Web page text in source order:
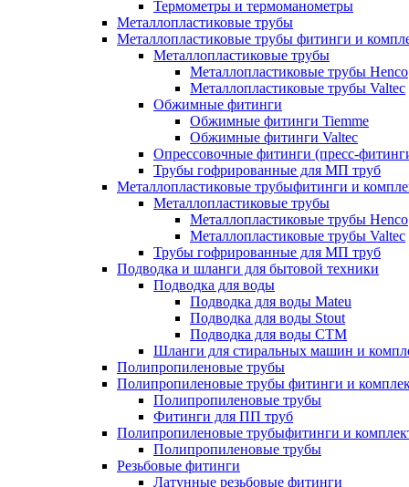
Термометры и термоманометры
Металлопластиковые трубы
Металлопластиковые трубы фитинги и
Металлопластиковые трубы
Металлопластиковые трубы Henco
Металлопластиковые трубы Valtec
Обжимные фитинги
Обжимные фитинги Tiemme
Обжимные фитинги Valtec
Опрессовочные фитинги (пресс-
Трубы гофрированные для МП труб
Металлопластиковые трубыфитинги и
Металлопластиковые трубы
Металлопластиковые трубы Henco
Металлопластиковые трубы Valtec
Трубы гофрированные для МП труб
Подводка и шланги для бытовой техники
Подводка для воды
Подводка для воды Mateu
Подводка для воды Stout
Подводка для воды СТМ
Шланги для стиральных машин и
Полипропиленовые трубы
Полипропиленовые трубы фитинги и
Полипропиленовые трубы
Фитинги для ПП труб
Полипропиленовые трубыфитинги и
Полипропиленовые трубы
Резьбовые фитинги
Латунные резьбовые фитинги